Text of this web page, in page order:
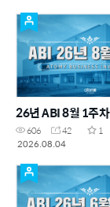
26년 ABI 8월 1주차
606 42
1
2026.08.04